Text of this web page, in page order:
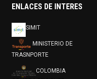
ENLACES DE INTERES
SIMIT
MINISTERIO DE
TRASNPORTE
COLOMBIA